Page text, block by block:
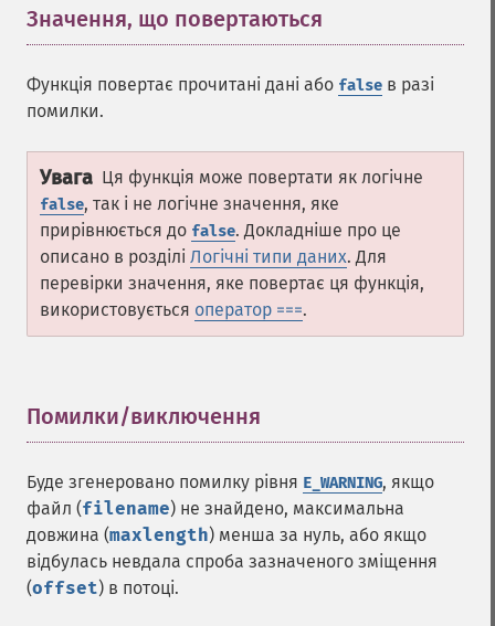
Значення, що повертаються
Функція повертає прочитані дані або false в разі
помилки.
Увага Ця функція може повертати як логічне
false, так і не логічне значення, яке
прирівнюється до false. Докладніше про це
описано в розділі Логічні типи даних. Для
перевірки значення, яке повертає ця функція,
використовується оператор ===.
Помилки/виключення
Буде згенеровано помилку рівня E_WARNING, якщо
файл (filename) не знайдено, максимальна
довжина (maxlength) менша за нуль, або якщо
відбулась невдала спроба зазначеного зміщення
(offset) в потоці.